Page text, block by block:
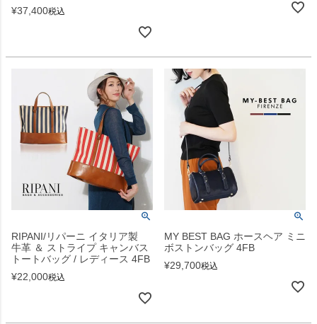
¥37,400税込
RIPANI/リパーニ イタリア製
牛革 ＆ ストライプ キャンバス
トートバッグ / レディース 4FB
¥22,000税込
MY BEST BAG ホースヘア ミニ
ボストンバッグ 4FB
¥29,700税込